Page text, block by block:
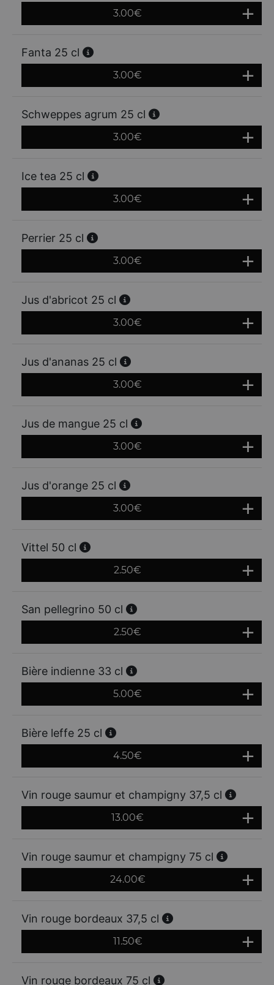
3.00€
Fanta 25 cl
3.00€
Schweppes agrum 25 cl
3.00€
Ice tea 25 cl
3.00€
Perrier 25 cl
3.00€
Jus d'abricot 25 cl
3.00€
Jus d'ananas 25 cl
3.00€
Jus de mangue 25 cl
3.00€
Jus d'orange 25 cl
3.00€
Vittel 50 cl
2.50€
San pellegrino 50 cl
2.50€
Bière indienne 33 cl
5.00€
Bière leffe 25 cl
4.50€
Vin rouge saumur et champigny 37,5 cl
13.00€
Vin rouge saumur et champigny 75 cl
24.00€
Vin rouge bordeaux 37,5 cl
11.50€
Vin rouge bordeaux 75 cl